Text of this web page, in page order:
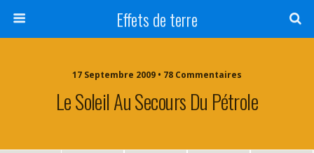
Effets de terre
17 Septembre 2009 • 78 Commentaires
Le Soleil Au Secours Du Pétrole